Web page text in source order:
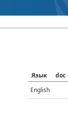
Язык
doc
English